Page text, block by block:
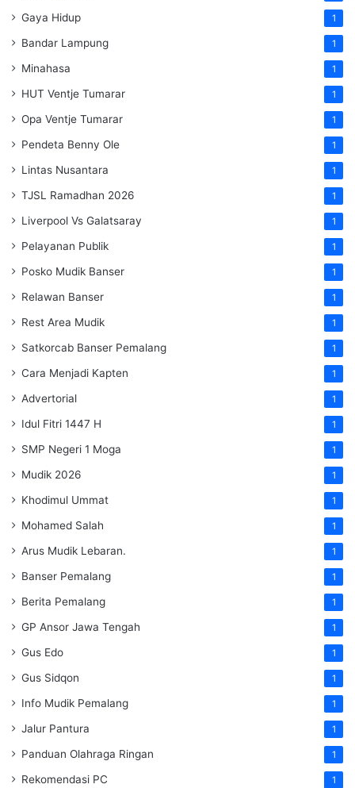
Gaya Hidup 1
Bandar Lampung 1
Minahasa 1
HUT Ventje Tumarar 1
Opa Ventje Tumarar 1
Pendeta Benny Ole 1
Lintas Nusantara 1
TJSL Ramadhan 2026 1
Liverpool Vs Galatsaray 1
Pelayanan Publik 1
Posko Mudik Banser 1
Relawan Banser 1
Rest Area Mudik 1
Satkorcab Banser Pemalang 1
Cara Menjadi Kapten 1
Advertorial 1
Idul Fitri 1447 H 1
SMP Negeri 1 Moga 1
Mudik 2026 1
Khodimul Ummat 1
Mohamed Salah 1
Arus Mudik Lebaran. 1
Banser Pemalang 1
Berita Pemalang 1
GP Ansor Jawa Tengah 1
Gus Edo 1
Gus Sidqon 1
Info Mudik Pemalang 1
Jalur Pantura 1
Panduan Olahraga Ringan 1
Rekomendasi PC 1